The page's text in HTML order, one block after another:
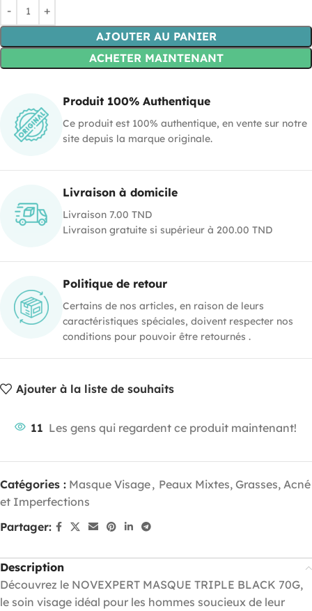
AJOUTER AU PANIER
ACHETER MAINTENANT
Produit 100% Authentique
Ce produit est 100% authentique, en vente sur notre
site depuis la marque originale.
Livraison à domicile
Livraison 7.00 TND
Livraison gratuite si supérieur à 200.00 TND
Politique de retour
Certains de nos articles, en raison de leurs
caractéristiques spéciales, doivent respecter nos
conditions pour pouvoir être retournés .
Ajouter à la liste de souhaits
11 Les gens qui regardent ce produit maintenant!
Catégories : Masque Visage, Peaux Mixtes, Grasses, Acné
et Imperfections
Partager:
Description
Découvrez le NOVEXPERT MASQUE TRIPLE BLACK 70G,
le soin visage idéal pour les hommes soucieux de leur